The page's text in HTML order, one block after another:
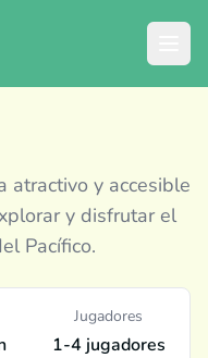
atractivo y accesible
y disfrutar el
Pacífico.
Jugadores
1-4 jugadores